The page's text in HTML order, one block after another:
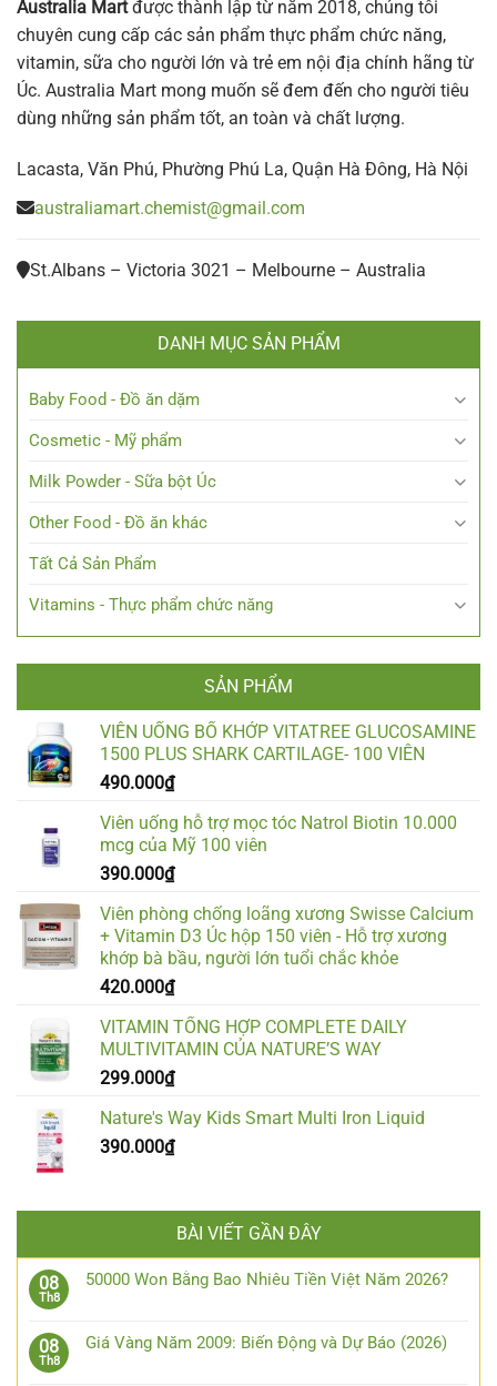
Australia Martđược thành lập từ năm 2018, chúng tôi
chuyên cung cấp các sản phẩm thực phẩm chức năng,
vitamin, sữa cho người lớn và trẻ em nội địa chính hãng từ
Úc. Australia Mart mong muốn sẽ đem đến cho người tiêu
dùng những sản phẩm tốt, an toàn và chất lượng.
Lacasta, Văn Phú, Phường Phú La, Quận Hà Đông, Hà Nội
australiamart.chemist@gmail.com
St.Albans – Victoria 3021 – Melbourne – Australia
DANH MỤC SẢN PHẨM
Baby Food - Đồ ăn dặm
Cosmetic - Mỹ phẩm
Milk Powder - Sữa bột Úc
Other Food - Đồ ăn khác
Tất Cả Sản Phẩm
Vitamins - Thực phẩm chức năng
SẢN PHẨM
VIÊN UỐNG BỔ KHỚP VITATREE GLUCOSAMINE
1500 PLUS SHARK CARTILAGE- 100 VIÊN
490.000₫
Viên uống hỗ trợ mọc tóc Natrol Biotin 10.000
mcg của Mỹ 100 viên
390.000₫
Viên phòng chống loãng xương Swisse Calcium
+ Vitamin D3 Úc hộp 150 viên - Hỗ trợ xương
khớp bà bầu, người lớn tuổi chắc khỏe
420.000₫
VITAMIN TỔNG HỢP COMPLETE DAILY
MULTIVITAMIN CỦA NATURE’S WAY
299.000₫
Nature's Way Kids Smart Multi Iron Liquid
390.000₫
BÀI VIẾT GẦN ĐÂY
08
Th8
50000 Won Bằng Bao Nhiêu Tiền Việt Năm 2026?
08
Th8
Giá Vàng Năm 2009: Biến Động và Dự Báo (2026)